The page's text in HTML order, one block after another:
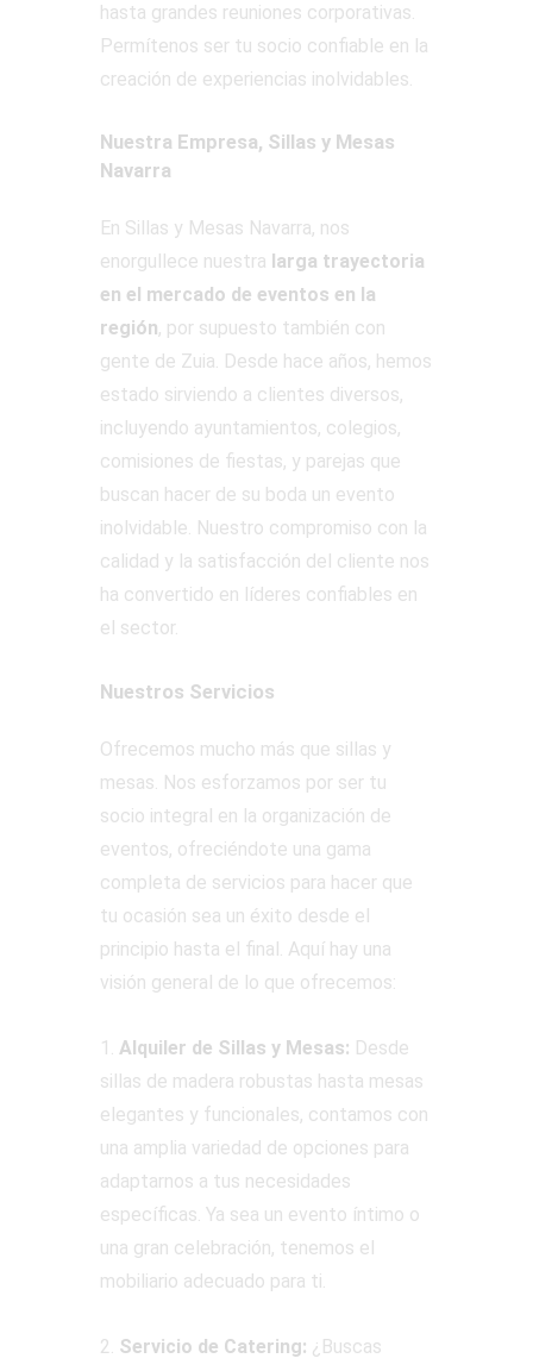
hasta grandes reuniones corporativas.
Permítenos ser tu socio confiable en la
creación de experiencias inolvidables.
Nuestra Empresa, Sillas y Mesas
Navarra
En Sillas y Mesas Navarra, nos
enorgullece nuestra larga trayectoria
en el mercado de eventos en la
región, por supuesto también con
gente de Zuia. Desde hace años, hemos
estado sirviendo a clientes diversos,
incluyendo ayuntamientos, colegios,
comisiones de fiestas, y parejas que
buscan hacer de su boda un evento
inolvidable. Nuestro compromiso con la
calidad y la satisfacción del cliente nos
ha convertido en líderes confiables en
el sector.
Nuestros Servicios
Ofrecemos mucho más que sillas y
mesas. Nos esforzamos por ser tu
socio integral en la organización de
eventos, ofreciéndote una gama
completa de servicios para hacer que
tu ocasión sea un éxito desde el
principio hasta el final. Aquí hay una
visión general de lo que ofrecemos:
1. Alquiler de Sillas y Mesas: Desde
sillas de madera robustas hasta mesas
elegantes y funcionales, contamos con
una amplia variedad de opciones para
adaptarnos a tus necesidades
específicas. Ya sea un evento íntimo o
una gran celebración, tenemos el
mobiliario adecuado para ti.
2. Servicio de Catering: ¿Buscas